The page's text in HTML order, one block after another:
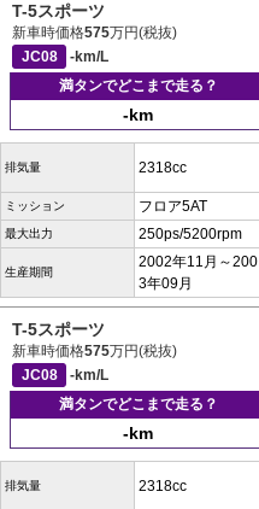
T-5スポーツ
新車時価格575万円(税抜)
JC08
-km/L
満タンでどこまで走る？
-km
排気量 2318cc
ミッション フロア5AT
最大出力 250ps/5200rpm
生産期間
2002年11月～200
3年09月
T-5スポーツ
新車時価格575万円(税抜)
JC08
-km/L
満タンでどこまで走る？
-km
排気量 2318cc